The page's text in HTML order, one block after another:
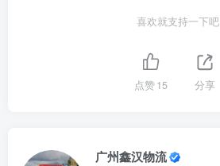
喜欢就支持一下吧
点赞15 分享
广州鑫汉物流